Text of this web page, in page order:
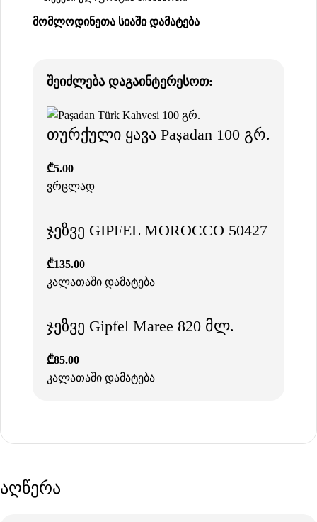
ᲛᲝᲛᲚᲝᲓᲘᲜᲔᲗᲐ ᲡᲘᲐᲨᲘ ᲓᲐᲛᲐᲢᲔᲑᲐ
შეიძლება დაგაინტერესოთ:
თურქული ყავა Paşadan 100 გრ.
₾5.00
ვრცლად
ჯეზვე GIPFEL MOROCCO 50427
₾135.00
კალათაში დამატება
ჯეზვე Gipfel Maree 820 მლ.
₾85.00
კალათაში დამატება
აღწერა